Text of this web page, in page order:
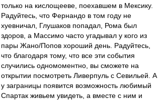
только на кислощееве, поехавшем в Мексику.
Радуйтесь, что Фернандо в том году не
хуевничал, Глушаков попадал, Рома был
здоров, а Массимо часто угадывал у кого из
пары Жано/Попов хороший день. Радуйтесь,
что благодаря тому, что все эти события
случились одномоментно, вы сможете на
открытии посмотреть Ливерпуль с Севильей. А
у заграницы появится возможность любимый
Спартак живьем увидеть, а вместе с ним и